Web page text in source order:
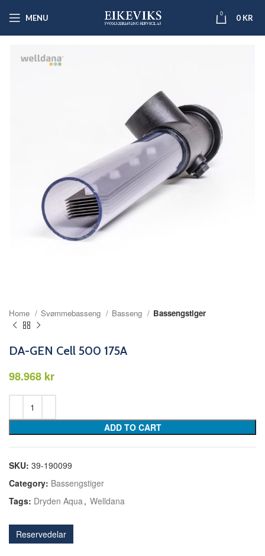
MENU 0 0 KR
Home Svømmebasseng Basseng Bassengstiger
DA-GEN Cell 500 175A
kr
ADD TO CART
SKU: 39-190099
Category: Bassengstiger
Tags: Dryden Aqua , Welldana
Reservedelar